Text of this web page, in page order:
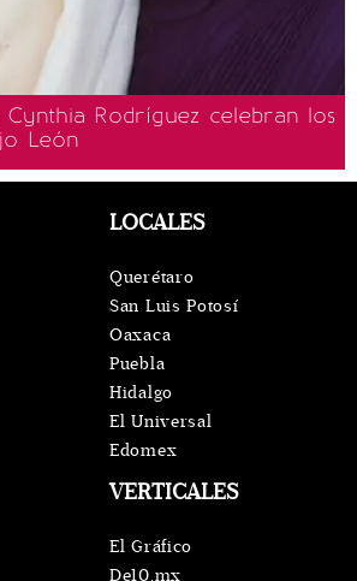
Rodríguez celebran los
León
VERTICALES
El Gráfico
De10.mx
LOCALES
Querétaro
San Luis Potosí
Oaxaca
Puebla
Hidalgo
El Universal
Edomex